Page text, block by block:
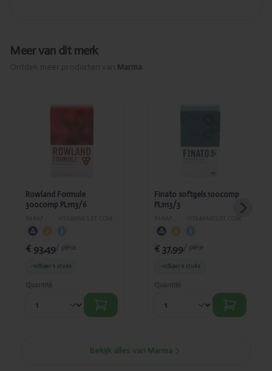
Meer van dit merk
Ontdek meer producten van Marma
Ajouté
PL1113/6
Rowland Formule
300comp PL1113/6
€ 93,49/ pièce
-10%per 6 stuks
Quantité
Finato softgels 100comp
PL1113/3
€ 37,99/ pièce
-10%per 6 stuks
Quantité
Bekijk alles van Marma